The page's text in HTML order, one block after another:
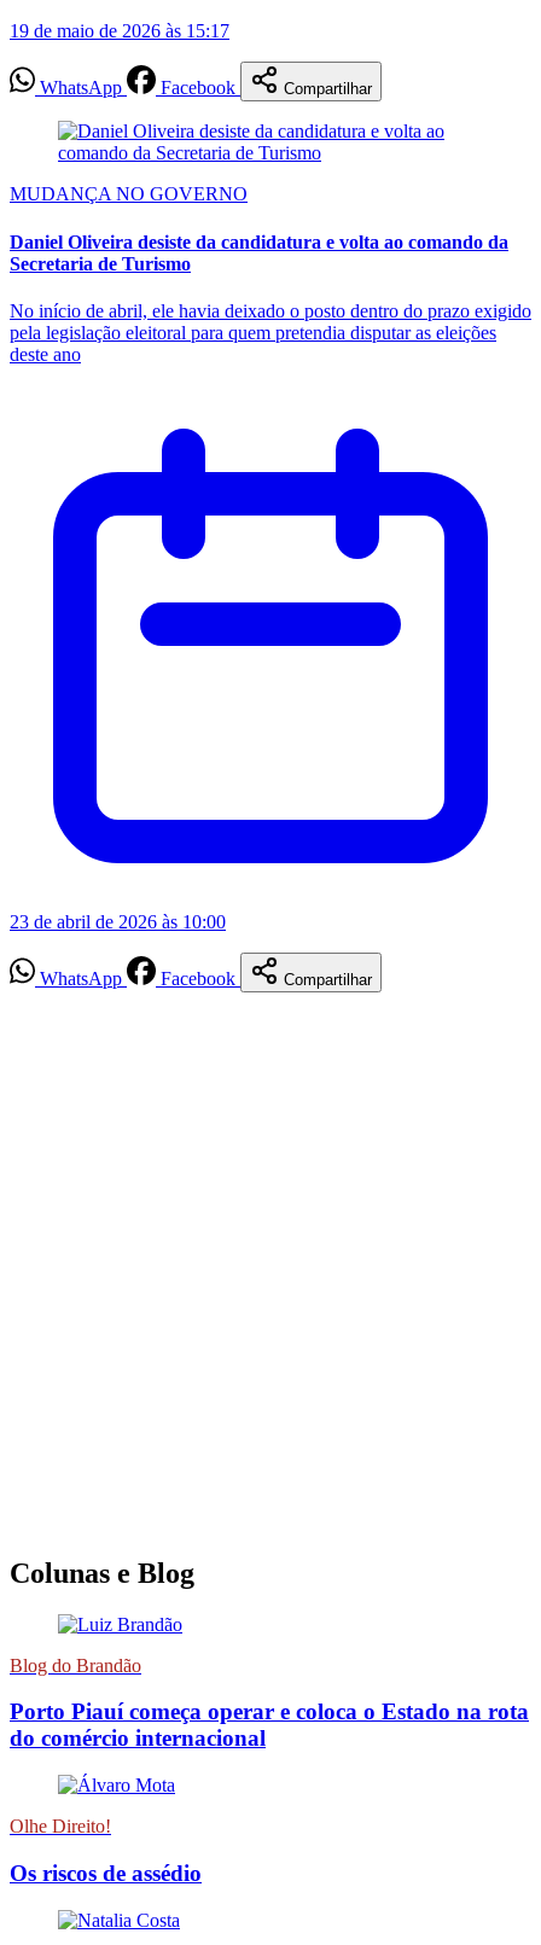
19 de maio de 2026 às 15:17
WhatsApp Facebook Compartilhar
MUDANÇA NO GOVERNO
Daniel Oliveira desiste da candidatura e volta ao comando da
Secretaria de Turismo
No início de abril, ele havia deixado o posto dentro do prazo exigido
pela legislação eleitoral para quem pretendia disputar as eleições
deste ano
23 de abril de 2026 às 10:00
WhatsApp Facebook Compartilhar
Colunas e Blog
Blog do Brandão
Porto Piauí começa operar e coloca o Estado na rota
do comércio internacional
Olhe Direito!
Os riscos de assédio